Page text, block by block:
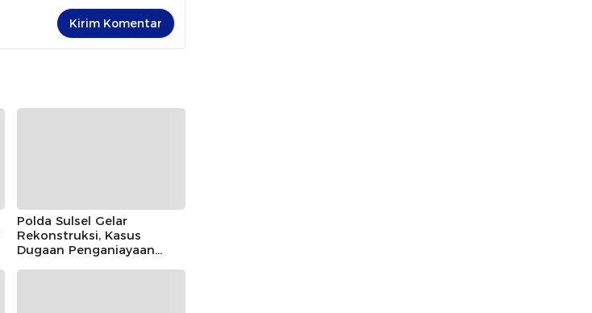
Polda Sulsel Gelar
Rekonstruksi, Kasus
Dugaan Penganiayaan